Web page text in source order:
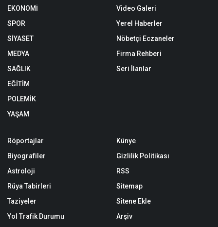
EKONOMİ
SPOR
SİYASET
MEDYA
SAĞLIK
EĞİTİM
POLEMİK
YAŞAM
Video Galeri
Yerel Haberler
Nöbetçi Eczaneler
Firma Rehberi
Seri İlanlar
Röportajlar
Biyografiler
Astroloji
Rüya Tabirleri
Taziyeler
Yol Trafik Durumu
Künye
Gizlilik Politikası
RSS
Sitemap
Sitene Ekle
Arşiv